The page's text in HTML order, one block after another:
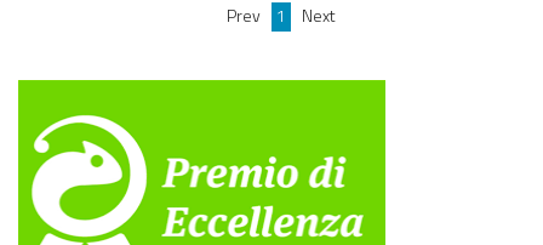
ECOINCENTRIAMOCI
Prev 1 Next